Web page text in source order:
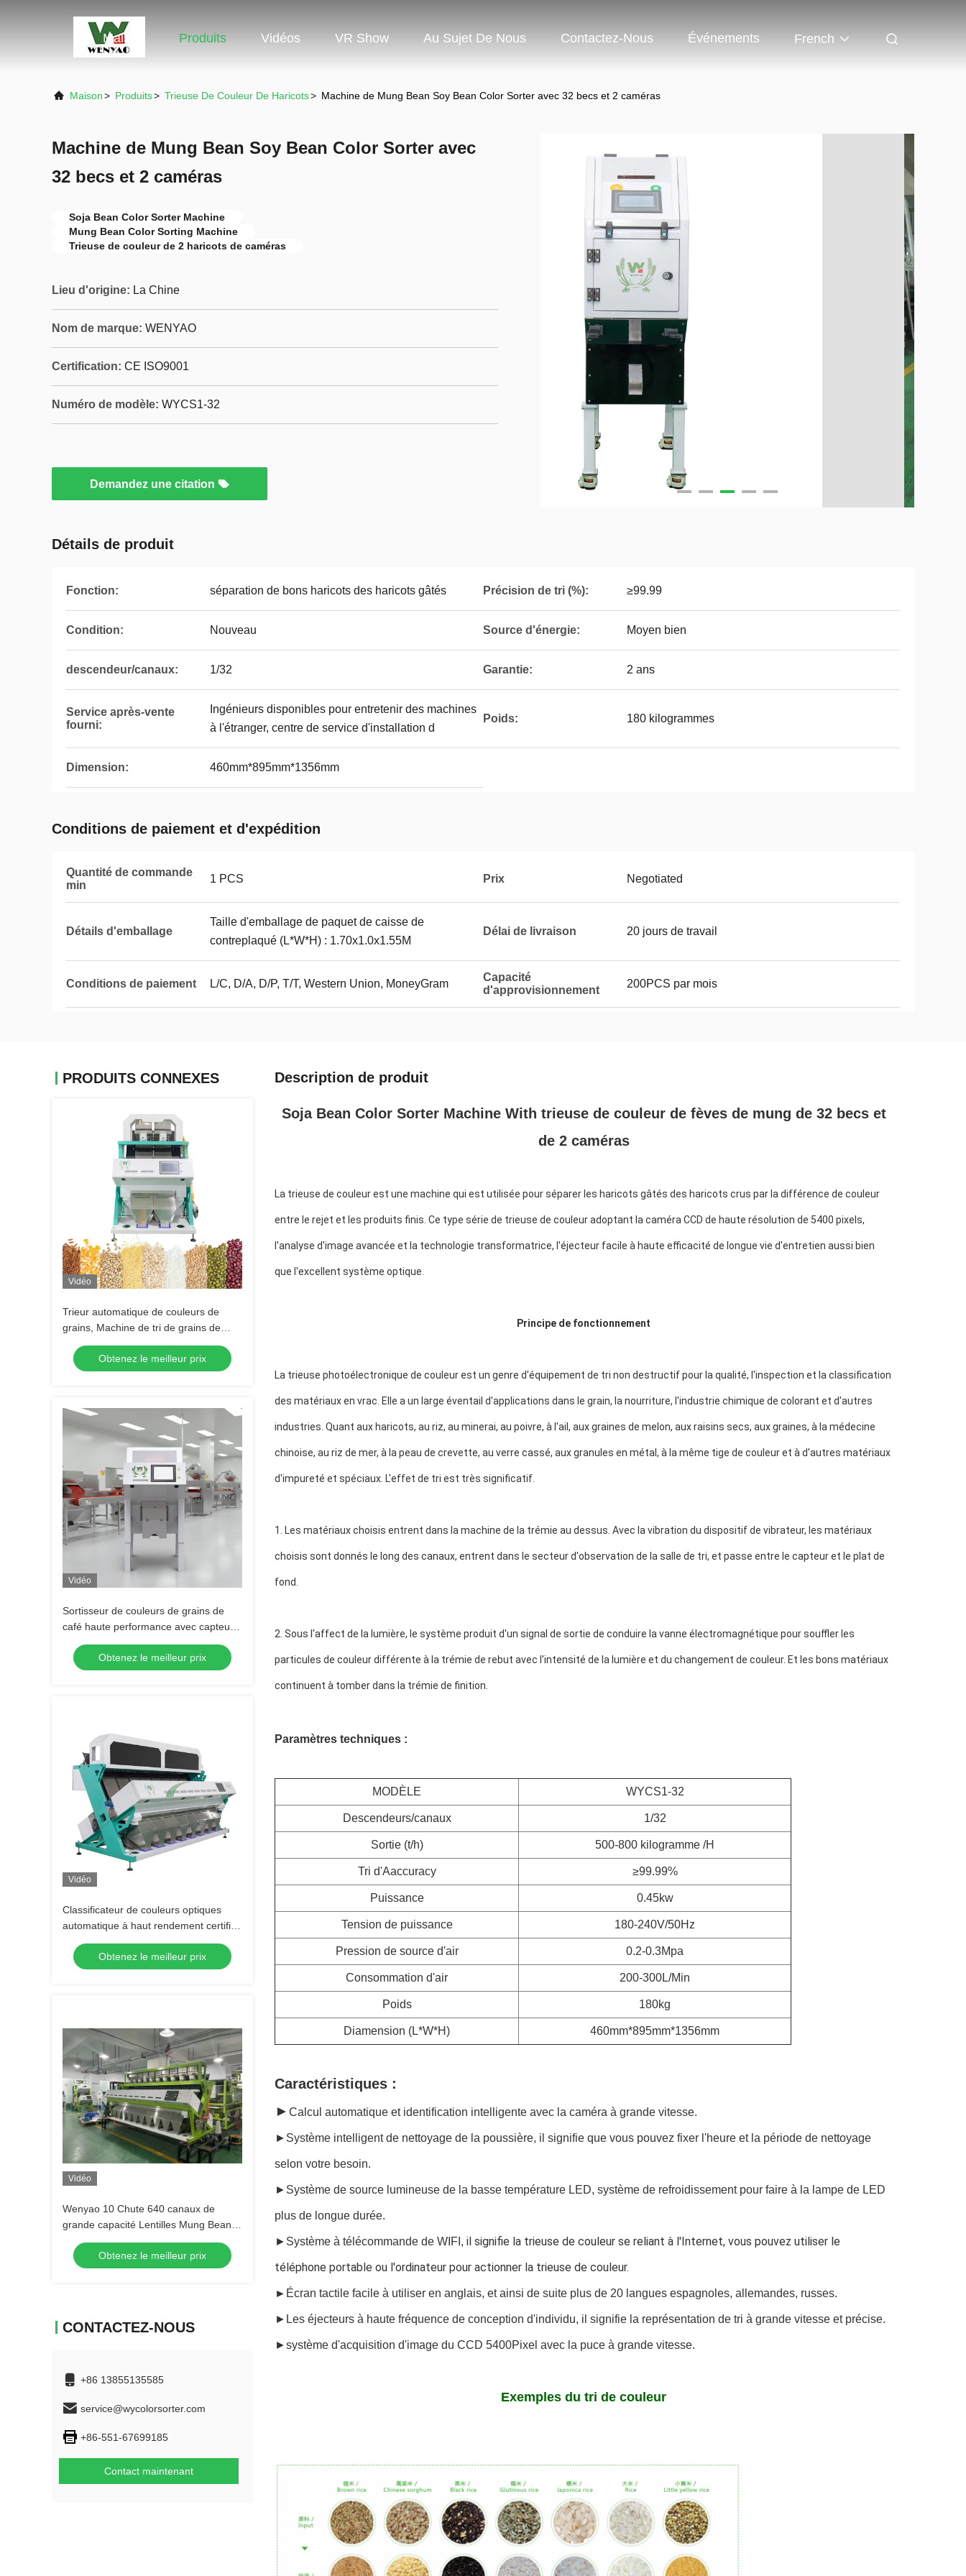
Maison Produits Vidéos VR Show Au Sujet De Nous Contactez-Nous Événements French
Maison> Produits> Trieuse De Couleur De Haricots> Machine de Mung Bean Soy Bean Color Sorter avec 32 becs et 2 caméras
Machine de Mung Bean Soy Bean Color Sorter avec
32 becs et 2 caméras
Soja Bean Color Sorter Machine
Mung Bean Color Sorting Machine
Trieuse de couleur de 2 haricots de caméras
Lieu d'origine: La Chine
Nom de marque: WENYAO
Certification: CE ISO9001
Numéro de modèle: WYCS1-32
Demandez une citation
Détails de produit
Fonction: séparation de bons haricots des haricots gâtés Précision de tri (%): ≥99.99
Condition: Nouveau Source d'énergie: Moyen bien
descendeur/canaux: 1/32 Garantie: 2 ans
Service après-vente
fourni:
Ingénieurs disponibles pour entretenir des machines
à l'étranger, centre de service d'installation d
Poids: 180 kilogrammes
Dimension: 460mm*895mm*1356mm
Conditions de paiement et d'expédition
Quantité de commande
min
1 PCS Prix Negotiated
Détails d'emballage
Taille d'emballage de paquet de caisse de
contreplaqué (L*W*H) : 1.70x1.0x1.55M
Délai de livraison 20 jours de travail
Conditions de paiement L/C, D/A, D/P, T/T, Western Union, MoneyGram
Capacité
d'approvisionnement
200PCS par mois
PRODUITS CONNEXES
Vidéo
Trieur automatique de couleurs de
grains, Machine de tri de grains de
café, séparateur multifonctionnel pour
soja, lentilles, pois chiches
Obtenez le meilleur prix
Vidéo
Sortisseur de couleurs de grains de
café haute performance avec capteur
Toshiba CCD japonais, précision de tri
≥ 99,99% et garantie de 2 ans
Obtenez le meilleur prix
Vidéo
Classificateur de couleurs optiques
automatique à haut rendement certifié
CE ISO Grains noirs Grains de café
Lentilles Machine de tri des couleurs à
vendre 2026
Obtenez le meilleur prix
Vidéo
Wenyao 10 Chute 640 canaux de
grande capacité Lentilles Mung Bean
Color Sorting Machine Sortant optique
pour le tri des noix
Obtenez le meilleur prix
CONTACTEZ-NOUS
+86 13855135585
service@wycolorsorter.com
+86-551-67699185
Contact maintenant
Description de produit
Soja Bean Color Sorter Machine With trieuse de couleur de fèves de mung de 32 becs et
de 2 caméras
La trieuse de couleur est une machine qui est utilisée pour séparer les haricots gâtés des haricots crus par la différence de couleur
entre le rejet et les produits finis. Ce type série de trieuse de couleur adoptant la caméra CCD de haute résolution de 5400 pixels,
l'analyse d'image avancée et la technologie transformatrice, l'éjecteur facile à haute efficacité de longue vie d'entretien aussi bien
que l'excellent système optique.
Principe de fonctionnement
La trieuse photoélectronique de couleur est un genre d'équipement de tri non destructif pour la qualité, l'inspection et la classification
des matériaux en vrac. Elle a un large éventail d'applications dans le grain, la nourriture, l'industrie chimique de colorant et d'autres
industries. Quant aux haricots, au riz, au minerai, au poivre, à l'ail, aux graines de melon, aux raisins secs, aux graines, à la médecine
chinoise, au riz de mer, à la peau de crevette, au verre cassé, aux granules en métal, à la même tige de couleur et à d'autres matériaux
d'impureté et spéciaux. L'effet de tri est très significatif.
1. Les matériaux choisis entrent dans la machine de la trémie au dessus. Avec la vibration du dispositif de vibrateur, les matériaux
choisis sont donnés le long des canaux, entrent dans le secteur d'observation de la salle de tri, et passe entre le capteur et le plat de
fond.
2. Sous l'affect de la lumière, le système produit d'un signal de sortie de conduire la vanne électromagnétique pour souffler les
particules de couleur différente à la trémie de rebut avec l'intensité de la lumière et du changement de couleur. Et les bons matériaux
continuent à tomber dans la trémie de finition.
Paramètres techniques :
MODÈLE WYCS1-32
Descendeurs/canaux 1/32
Sortie (t/h) 500-800 kilogramme /H
Tri d'Aaccuracy ≥99.99%
Puissance 0.45kw
Tension de puissance 180-240V/50Hz
Pression de source d'air 0.2-0.3Mpa
Consommation d'air 200-300L/Min
Poids 180kg
Diamension (L*W*H) 460mm*895mm*1356mm
Caractéristiques :
► Calcul automatique et identification intelligente avec la caméra à grande vitesse.
►Système intelligent de nettoyage de la poussière, il signifie que vous pouvez fixer l'heure et la période de nettoyage
selon votre besoin.
►Système de source lumineuse de la basse température LED, système de refroidissement pour faire à la lampe de LED
plus de longue durée.
►Système à télécommande de WIFI, il signifie la trieuse de couleur se reliant à l'Internet, vous pouvez utiliser le
téléphone portable ou l'ordinateur pour actionner la trieuse de couleur.
► Écran tactile facile à utiliser en anglais, et ainsi de suite plus de 20 langues espagnoles, allemandes, russes.
►Les éjecteurs à haute fréquence de conception d'individu, il signifie la représentation de tri à grande vitesse et précise.
►système d'acquisition d'image du CCD 5400Pixel avec la puce à grande vitesse.
Exemples du tri de couleur